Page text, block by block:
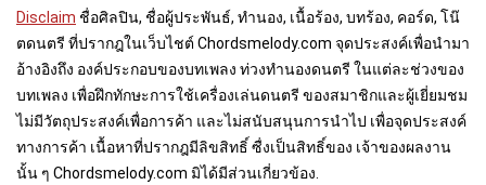
Disclaim ชื่อศิลปิน, ชื่อผู้ประพันธ์, ทำนอง, เนื้อร้อง, บทร้อง, คอร์ด, โน๊
ตดนตรี ที่ปรากฎในเว็บไชต์ Chordsmelody.com จุดประสงค์เพื่อนำมา
อ้างอิงถึง องค์ประกอบของบทเพลง ท่วงทำนองดนตรี ในแต่ละช่วงของ
บทเพลง เพื่อฝึกทักษะการใช้เครื่องเล่นดนตรี ของสมาชิกและผู้เยี่ยมชม
ไม่มีวัตถุประสงค์เพื่อการค้า และไม่สนับสนุนการนำไป เพื่อจุดประสงค์
ทางการค้า เนื้อหาที่ปรากฎมีลิขสิทธิ์ ซื่งเป็นสิทธิ์ของ เจ้าของผลงาน
นั้น ๆ Chordsmelody.com มิได้มีส่วนเกี่ยวข้อง.